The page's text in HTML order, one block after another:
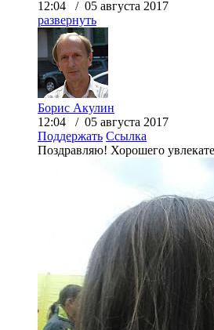
12:04 / 05 августа 2017
развернуть
Борис Акулин
12:04 / 05 августа 2017
Поддержать Ссылка
Поздравляю! Хорошего